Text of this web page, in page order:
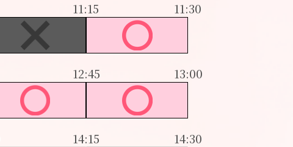
11:15 11:30
12:45 13:00
14:15 14:30